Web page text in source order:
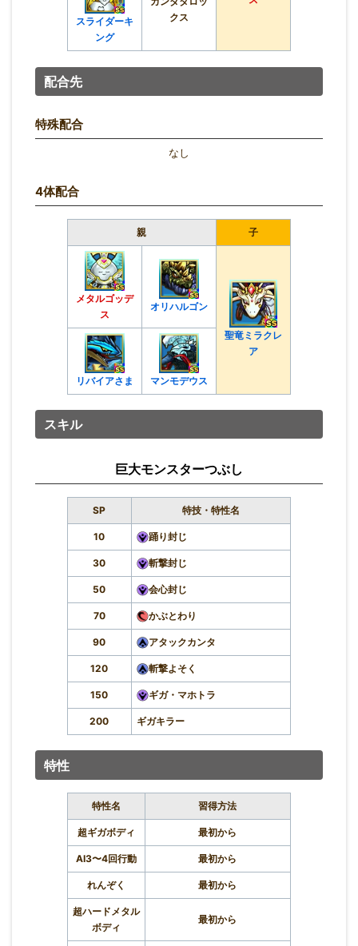
スライダーキ
ング
クス
配合先
特殊配合
なし
4体配合
親 子
メタルゴッデ
ス
オリハルゴン
聖竜ミラクレ
ア
リバイアさま マンモデウス
スキル
巨大モンスターつぶし
SP 特技・特性名
10 踊り封じ
30 斬撃封じ
50 会心封じ
70 かぶとわり
90 アタックカンタ
120 斬撃よそく
150 ギガ・マホトラ
200 ギガキラー
特性
特性名 習得方法
超ギガボディ 最初から
AI3〜4回行動 最初から
れんぞく 最初から
超ハードメタル
ボディ
最初から